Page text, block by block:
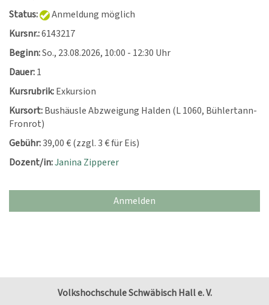
Status:
Anmeldung möglich
Kursnr.:6143217
Beginn:So., 23.08.2026, 10:00 - 12:30 Uhr
Dauer:1
Kursrubrik:Exkursion
Kursort:Bushäusle Abzweigung Halden (L 1060, Bühlertann-
Fronrot)
Gebühr:39,00 € (zzgl. 3 € für Eis)
Dozent/in:Janina Zipperer
Anmelden
Volkshochschule Schwäbisch Hall e. V.